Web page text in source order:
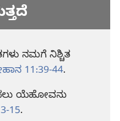
ನಮಗೆ ನಿಶ್ಚಿತ
11:39-44.
ಯೆಹೋವನು
15.